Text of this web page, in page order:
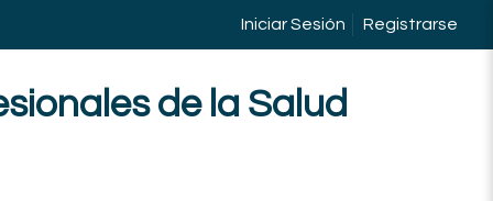
Iniciar Sesión Registrarse
de la Salud